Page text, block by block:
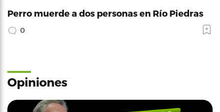
Perro muerde a dos personas en Río Piedras
0
Opiniones